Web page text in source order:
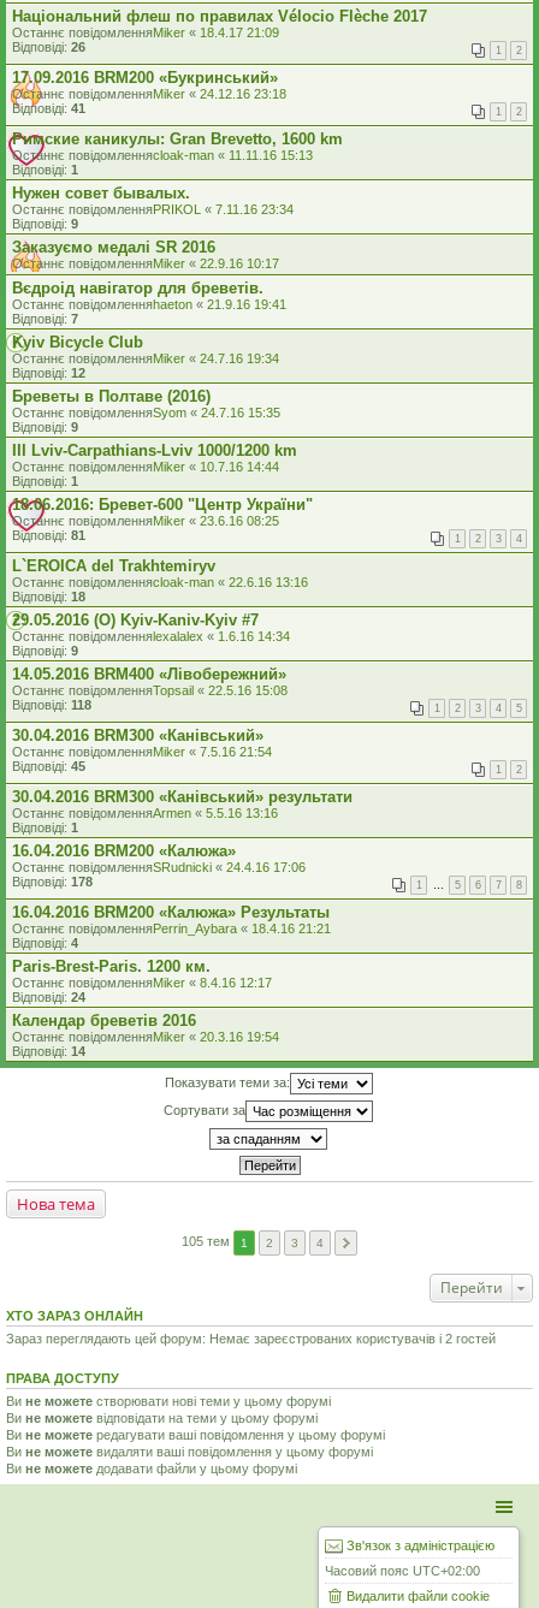
Національний флеш по правилах Vélocio Flèche 2017
Останнє повідомленняMiker « 18.4.17 21:09
Відповіді: 26 1 2
17.09.2016 BRM200 «Букринський»
Останнє повідомленняMiker « 24.12.16 23:18
Відповіді: 41 1 2
Римские каникулы: Gran Brevetto, 1600 km
Останнє повідомленняcloak-man « 11.11.16 15:13
Відповіді: 1
Нужен совет бывалых.
Останнє повідомленняPRIKOL « 7.11.16 23:34
Відповіді: 9
Заказуємо медалі SR 2016
Останнє повідомленняMiker « 22.9.16 10:17
Вєдроід навігатор для бреветів.
Останнє повідомленняhaeton « 21.9.16 19:41
Відповіді: 7
Kyiv Bicycle Club
Останнє повідомленняMiker « 24.7.16 19:34
Відповіді: 12
Бреветы в Полтаве (2016)
Останнє повідомленняSyom « 24.7.16 15:35
Відповіді: 9
III Lviv-Carpathians-Lviv 1000/1200 km
Останнє повідомленняMiker « 10.7.16 14:44
Відповіді: 1
18.06.2016: Бревет-600 "Центр України"
Останнє повідомленняMiker « 23.6.16 08:25
Відповіді: 81 1 2 3 4
L`EROICA del Trakhtemiryv
Останнє повідомленняcloak-man « 22.6.16 13:16
Відповіді: 18
29.05.2016 (O) Kyiv-Kaniv-Kyiv #7
Останнє повідомленняlexalalex « 1.6.16 14:34
Відповіді: 9
14.05.2016 BRM400 «Лівобережний»
Останнє повідомленняTopsail « 22.5.16 15:08
Відповіді: 118 1 2 3 4 5
30.04.2016 BRM300 «Канівський»
Останнє повідомленняMiker « 7.5.16 21:54
Відповіді: 45 1 2
30.04.2016 BRM300 «Канівський» результати
Останнє повідомленняArmen « 5.5.16 13:16
Відповіді: 1
16.04.2016 BRM200 «Калюжа»
Останнє повідомленняSRudnicki « 24.4.16 17:06
Відповіді: 178 1 … 5 6 7 8
16.04.2016 BRM200 «Калюжа» Результаты
Останнє повідомленняPerrin_Aybara « 18.4.16 21:21
Відповіді: 4
Paris-Brest-Paris. 1200 км.
Останнє повідомленняMiker « 8.4.16 12:17
Відповіді: 24
Календар бреветів 2016
Останнє повідомленняMiker « 20.3.16 19:54
Відповіді: 14
Показувати теми за:
Сортувати за
Нова тема
105 тем 1 2 3 4
Перейти
ХТО ЗАРАЗ ОНЛАЙН
Зараз переглядають цей форум: Немає зареєстрованих користувачів і 2 гостей
ПРАВА ДОСТУПУ
Ви не можете створювати нові теми у цьому форумі
Ви не можете відповідати на теми у цьому форумі
Ви не можете редагувати ваші повідомлення у цьому форумі
Ви не можете видаляти ваші повідомлення у цьому форумі
Ви не можете додавати файли у цьому форумі
Зв'язок з адміністрацією
Часовий пояс UTC+02:00
Видалити файли cookie